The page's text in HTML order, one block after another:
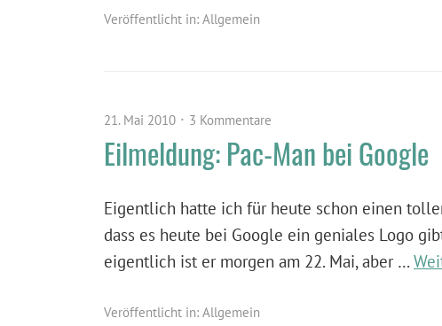
Veröffentlicht in: Allgemein
21. Mai 2010 3 Kommentare
Eilmeldung: Pac-Man bei Google
Eigentlich hatte ich für heute schon einen
dass es heute bei Google ein geniales Logo
eigentlich ist er morgen am 22. Mai, aber …
Veröffentlicht in: Allgemein